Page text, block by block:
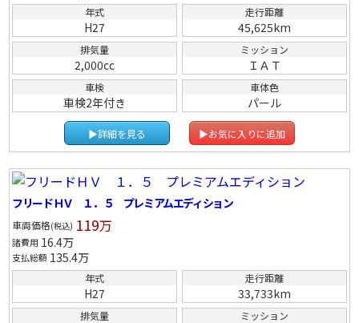
年式
H27
走行距離
45,625km
排気量
2,000cc
ミッション
ＩＡＴ
車検
車検2年付き
車体色
パール
▶詳細を見る ▶お気に入りに追加
フリードＨＶ １．５ プレミアムエディション
車両価格(税込) 119万
諸費用 16.4万
支払総額 135.4万
年式
H27
走行距離
33,733km
排気量 ミッション